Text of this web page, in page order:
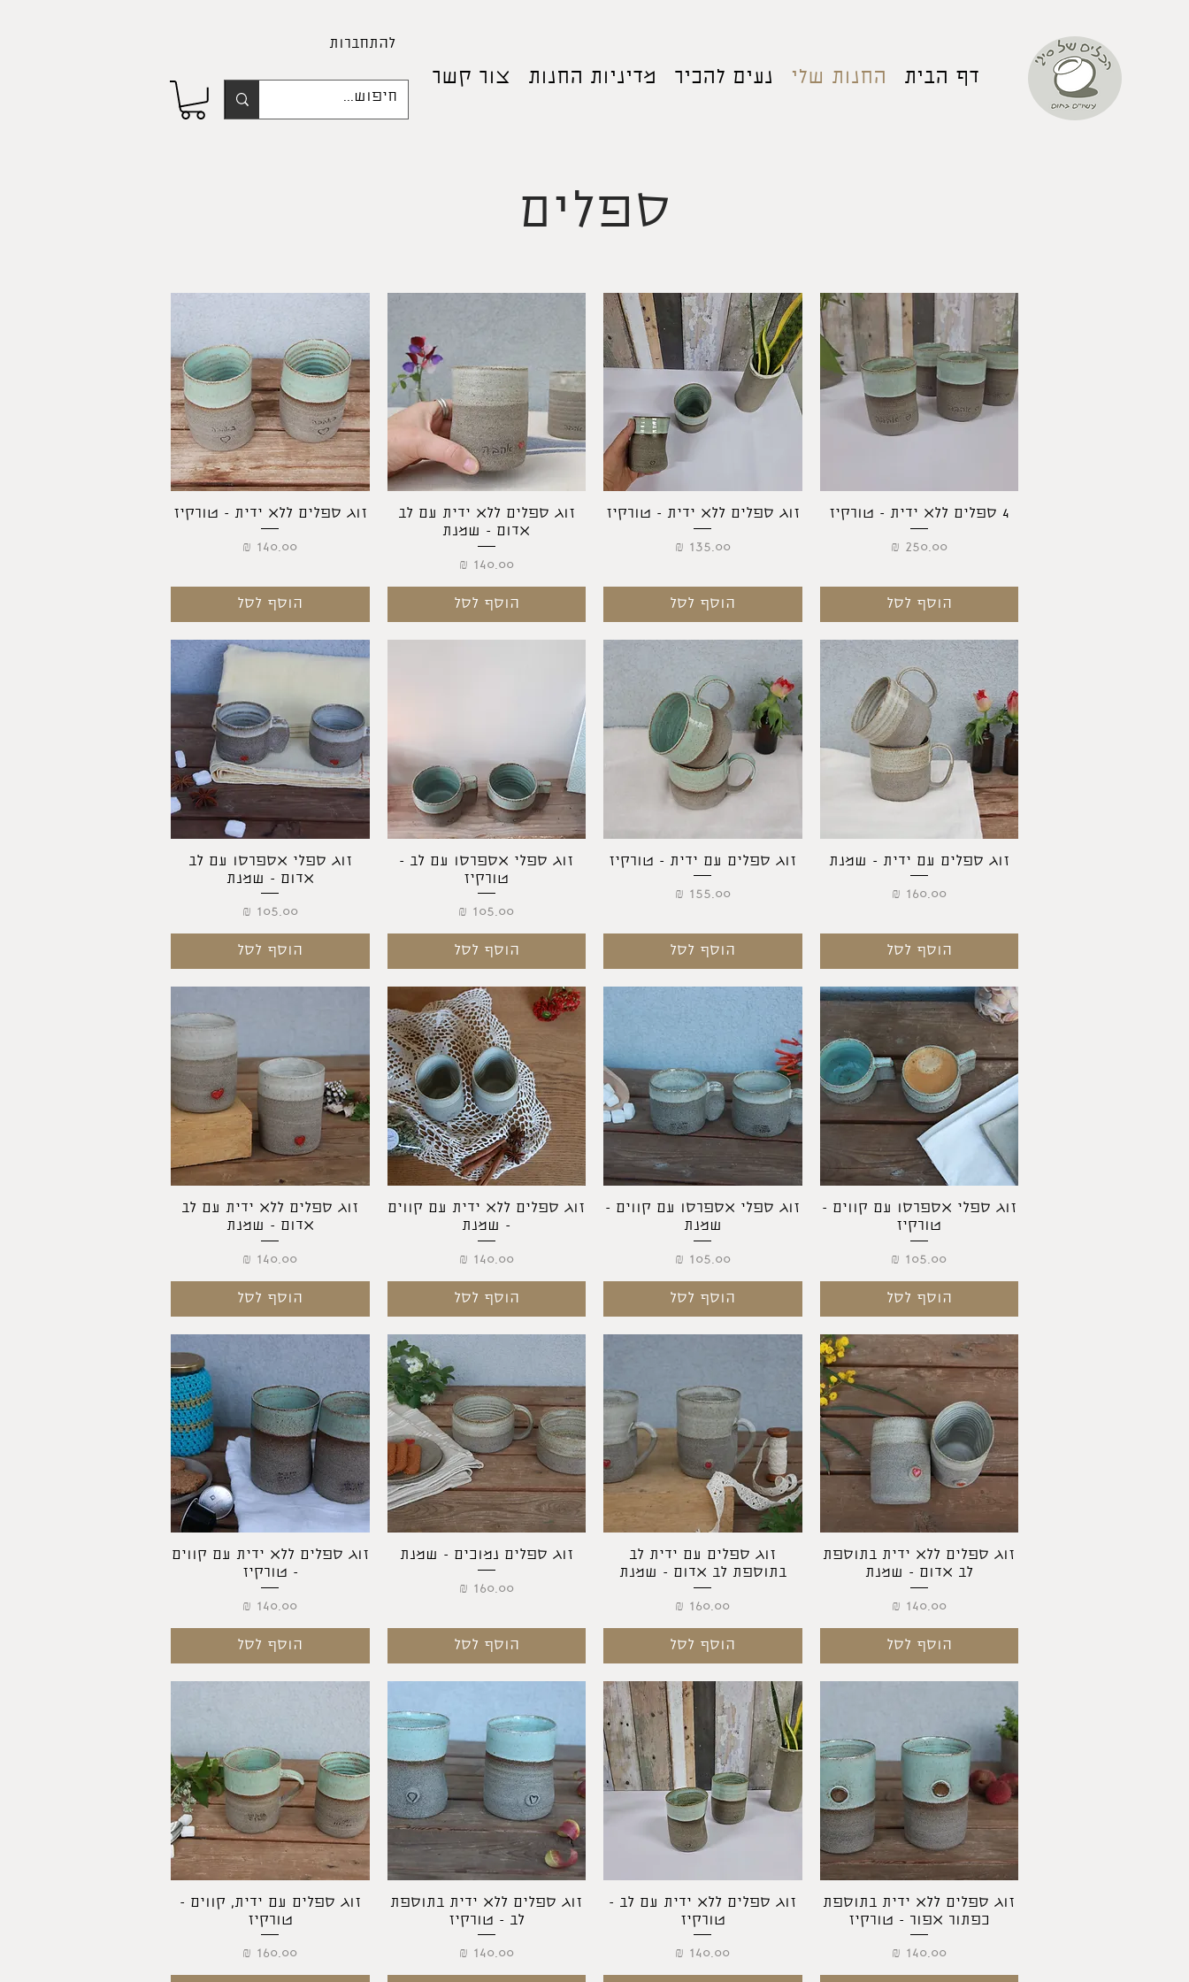
להתחברות
דף הבית החנות שלי נעים להכיר מדיניות החנות צור קשר
ספלים
תצוגה מהירה 4 ספלים ללא ידית - טורקיז
מחיר‏250.00 ‏₪
הוסף לסל
תצוגה מהירה
זוג ספלים ללא ידית - טורקיז
מחיר‏135.00 ‏₪
הוסף לסל
תצוגה מהירה
זוג ספלים ללא ידית עם לב
אדום - שמנת
מחיר‏140.00 ‏₪
הוסף לסל
תצוגה מהירה
זוג ספלים ללא ידית - טורקיז
מחיר
הוסף לסל
תצוגה מהירה
זוג ספלים עם ידית - שמנת
מחיר‏160.00 ‏₪
הוסף לסל
תצוגה מהירה
זוג ספלים עם ידית - טורקיז
מחיר‏155.00 ‏₪
הוסף לסל
תצוגה מהירה
זוג ספלי אספרסו עם לב -
טורקיז
מחיר
הוסף לסל
תצוגה מהירה
זוג ספלי אספרסו עם לב
אדום - שמנת
מחיר‏105.00 ‏₪
הוסף לסל
תצוגה מהירה
זוג ספלי אספרסו עם קווים -
טורקיז
מחיר
הוסף לסל
תצוגה מהירה
זוג ספלי אספרסו עם קווים -
שמנת
מחיר‏105.00 ‏₪
הוסף לסל
תצוגה מהירה
זוג ספלים ללא ידית עם קווים
- שמנת
מחיר‏140.00 ‏₪
הוסף לסל
תצוגה מהירה
זוג ספלים ללא ידית עם לב
אדום - שמנת
מחיר
הוסף לסל
תצוגה מהירה
זוג ספלים ללא ידית בתוספת
לב אדום - שמנת
מחיר‏140.00 ‏₪
הוסף לסל
תצוגה מהירה
זוג ספלים עם ידית לב
בתוספת לב אדום - שמנת
מחיר
הוסף לסל
תצוגה מהירה
זוג ספלים נמוכים - שמנת
מחיר‏160.00 ‏₪
הוסף לסל
תצוגה מהירה
זוג ספלים ללא ידית עם קווים
- טורקיז
מחיר
הוסף לסל
תצוגה מהירה
זוג ספלים ללא ידית בתוספת
כפתור אפור - טורקיז
מחיר‏140.00 ‏₪
תצוגה מהירה
זוג ספלים ללא ידית עם לב -
טורקיז
מחיר
תצוגה מהירה
זוג ספלים ללא ידית בתוספת
לב - טורקיז
מחיר‏140.00 ‏₪
תצוגה מהירה
זוג ספלים עם ידית, קווים -
טורקיז
מחיר